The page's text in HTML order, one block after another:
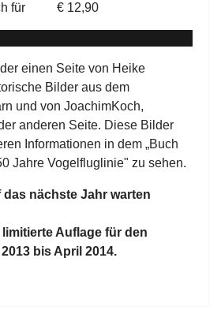
für € 12,90
einen Seite von Heike
Bilder aus dem
und von JoachimKoch,
anderen Seite. Diese Bilder
Informationen in dem „Buch
Jahre Vogelfluglinie" zu sehen.
nächste Jahr warten
Auflage für den
bis April 2014.